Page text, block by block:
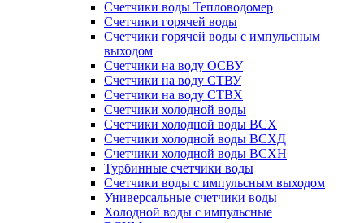
Счетчики воды Тепловодомер
Счетчики горячей воды
Счетчики горячей воды с импульсным
выходом
Счетчики на воду ОСВУ
Счетчики на воду СТВУ
Счетчики на воду СТВХ
Счетчики холодной воды
Счетчики холодной воды ВСХ
Счетчики холодной воды ВСХД
Счетчики холодной воды ВСХН
Турбинные счетчики воды
Счетчики воды с импульсным выходом
Универсальные счетчики воды
Холодной воды с импульсные